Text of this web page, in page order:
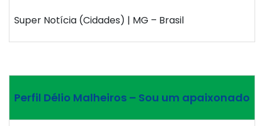
Super Notícia (Cidades) | MG – Brasil
Perfil Délio Malheiros – Sou um apaixonado